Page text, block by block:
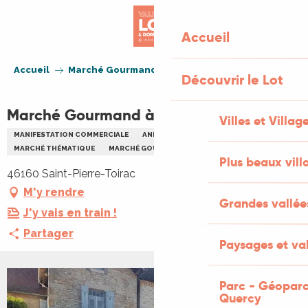
Accueil
Découvrir le Lot
Villes et
Plus beaux
Grandes
Paysages et
Parc -
Quercy
Accueil Marché Gourmand à Saint-Pierre-Toirac
Marché Gourmand à Saint-Pierre-Toirac
MANIFESTATION COMMERCIALE
ANIMATION LOCALE
MARCHÉ THÉMATIQUE
MARCHÉ GOURMAND
46160 Saint-Pierre-Toirac
M'y rendre
J'y vais en train !
Partager
+1 PHOTO